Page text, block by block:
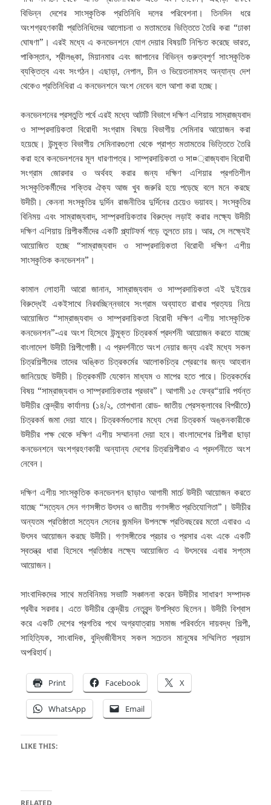
বিভিন্ন দেশের সাংস্কৃতিক প্রতিনিধি দলের পরিবেশনা। তিনদিন ধরে
অংশগ্রহণকারী প্রতিনিধিদের আলোচনা ও মতামতের ভিত্তিতে তৈরি করা “ঢাকা
ঘোষণা”। এরই মধ্যে এ কনভেনশনে যোগ দেয়ার বিষয়টি নিশ্চিত করেছে ভারত,
পাকিস্তান, শ্রীলঙ্কা, মিয়ানমার এবং জাপানের বিভিন্ন গুরুত্বপূর্ণ সাংস্কৃতিক
ব্যক্তিত্ব এবং সংগঠন। এছাড়া, নেপাল, চীন ও ভিয়েতনামসহ অন্যান্য দেশ
থেকেও প্রতিনিধিরা এ কনভেনশনে অংশ নেবেন বলে আশা করা হচ্ছে।
কনভেনশনের প্রস্তুতি পর্বে এরই মধ্যে আটটি বিভাগে দক্ষিণ এশিয়ায় সাম্রাজ্যবাদ
ও সাম্প্রদায়িকতা বিরোধী সংগ্রাম বিষয়ে বিভাগীয় সেমিনার আয়োজন করা
হয়েছে। উন্মুক্ত বিভাগীয় সেমিনারগুলো থেকে প্রাপ্ত মতামতের ভিত্তিতে তৈরি
করা হবে কনভেনশনের মূল ধারণাপত্র। সাম্প্রদায়িকতা ও সা¤্রাজ্যবাদ বিরোধী
সংগ্রাম জোরদার ও অর্থবহ করার জন্য দক্ষিণ এশিয়ার প্রগতিশীল
সংস্কৃতিকর্মীদের শক্তির ঐক্য আজ খুব জরুরি হয়ে পড়েছে বলে মনে করছে
উদীচী। কেননা সংস্কৃতির দুর্দিন রাজনীতির দুর্দিনের চেয়েও ভয়াবহ। সংস্কৃতির
বিনিময় এবং সাম্রাজ্যবাদ, সাম্প্রদায়িকতার বিরুদ্ধে লড়াই করার লক্ষ্যে উদীচী
দক্ষিণ এশিয়ায় শিল্পীকর্মীদের একটি প্ল্যাটফর্ম গড়ে তুলতে চায়। আর, সে লক্ষ্যেই
আয়োজিত হচ্ছে “সাম্রাজ্যবাদ ও সাম্প্রদায়িকতা বিরোধী দক্ষিণ এশীয়
সাংস্কৃতিক কনভেনশন”।
কামাল লোহানী আরো জানান, সাম্রাজ্যবাদ ও সাম্প্রদায়িকতা এই দুইয়ের
বিরুদ্ধেই একইসাথে নিরবচ্ছিন্নভাবে সংগ্রাম অব্যাহত রাখার প্রত্যয় নিয়ে
আয়োজিত “সাম্রাজ্যবাদ ও সাম্প্রদায়িকতা বিরোধী দক্ষিণ এশীয় সাংস্কৃতিক
কনভেনশন”-এর অংশ হিসেবে উন্মুক্ত চিত্রকর্ম প্রদর্শনী আয়োজন করতে যাচ্ছে
বাংলাদেশ উদীচী শিল্পীগোষ্ঠী। এ প্রদর্শনীতে অংশ নেয়ার জন্য এরই মধ্যে সকল
চিত্রশিল্পীদের তাদের অঙ্কিত চিত্রকর্মের আলোকচিত্র প্রেরণের জন্য আহবান
জানিয়েছে উদীচী। চিত্রকর্মটি যেকোন মাধ্যম ও মাপের হতে পারে। চিত্রকর্মের
বিষয় “সাম্রাজ্যবাদ ও সাম্প্রদায়িকতার প্রভাব”। আগামী ১৫ ফেব্র“য়ারি পর্যন্ত
উদীচীর কেন্দ্রীয় কার্যালয় (১৪/২, তোপখানা রোড- জাতীয় প্রেসক্লাবের বিপরীতে)
চিত্রকর্ম জমা দেয়া যাবে। চিত্রকর্মগুলোর মধ্যে সেরা চিত্রকর্ম অঙ্কনকারীকে
উদীচীর পক্ষ থেকে দক্ষিণ এশীয় সম্মাননা দেয়া হবে। বাংলাদেশের শিল্পীরা ছাড়া
কনভেনশনে অংশগ্রহণকারী অন্যান্য দেশের চিত্রশিল্পীরাও এ প্রদর্শনীতে অংশ
নেবেন।
দক্ষিণ এশীয় সাংস্কৃতিক কনভেনশন ছাড়াও আগামী মার্চে উদীচী আয়োজন করতে
যাচ্ছে “সত্যেন সেন গণসঙ্গীত উৎসব ও জাতীয় গণসঙ্গীত প্রতিযোগিতা”। উদীচীর
অন্যতম প্রতিষ্ঠাতা সত্যেন সেনের জন্মদিন উপলক্ষে প্রতিবছরের মতো এবারও এ
উৎসব আয়োজন করছে উদীচী। গণসঙ্গীতের প্রচার ও প্রসার এবং একে একটি
স্বতন্ত্র ধারা হিসেবে প্রতিষ্ঠার লক্ষ্যে আয়োজিত এ উৎসবের এবার সপ্তম
আয়োজন।
সাংবাদিকদের সাথে মতবিনিময় সভাটি সঞ্চালনা করেন উদীচীর সাধারণ সম্পাদক
প্রবীর সরদার। এতে উদীচীর কেন্দ্রীয় নেতৃবৃন্দ উপস্থিত ছিলেন। উদীচী বিশ্বাস
করে একটি দেশের প্রগতির পথে অগ্রযাত্রায় সমাজ পরিবর্তনে দায়বদ্ধ শিল্পী,
সাহিত্যিক, সাংবাদিক, বুদ্ধিজীবীসহ সকল সচেতন মানুষের সম্মিলিত প্রয়াস
অপরিহার্য।
Print Facebook X
WhatsApp Email
LIKE THIS:
RELATED